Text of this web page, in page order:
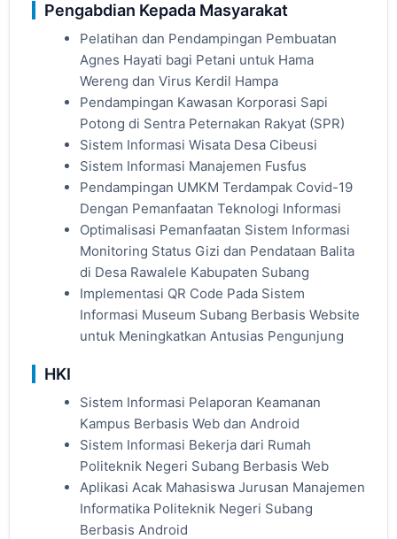
Pengabdian Kepada Masyarakat
Pelatihan dan Pendampingan Pembuatan
Agnes Hayati bagi Petani untuk Hama
Wereng dan Virus Kerdil Hampa
Pendampingan Kawasan Korporasi Sapi
Potong di Sentra Peternakan Rakyat (SPR)
Sistem Informasi Wisata Desa Cibeusi
Sistem Informasi Manajemen Fusfus
Pendampingan UMKM Terdampak Covid-19
Dengan Pemanfaatan Teknologi Informasi
Optimalisasi Pemanfaatan Sistem Informasi
Monitoring Status Gizi dan Pendataan Balita
di Desa Rawalele Kabupaten Subang
Implementasi QR Code Pada Sistem
Informasi Museum Subang Berbasis Website
untuk Meningkatkan Antusias Pengunjung
HKI
Sistem Informasi Pelaporan Keamanan
Kampus Berbasis Web dan Android
Sistem Informasi Bekerja dari Rumah
Politeknik Negeri Subang Berbasis Web
Aplikasi Acak Mahasiswa Jurusan Manajemen
Informatika Politeknik Negeri Subang
Berbasis Android